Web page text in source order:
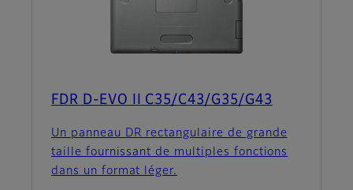
FDR D-EVO II C35/C43/G35/G43
Un panneau DR rectangulaire de grande
taille fournissant de multiples fonctions
dans un format léger.